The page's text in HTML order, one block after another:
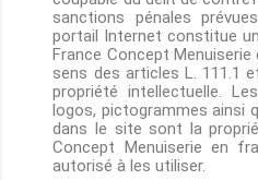
sanctions pénales
portail Internet constitue
France Concept
sens des articles L. 111.1
propriété intellectuelle.
logos, pictogrammes ainsi
dans le site sont la
Concept Menuiserie en
autorisé à les utiliser.